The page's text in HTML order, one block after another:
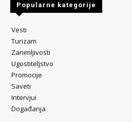
Popularne kategorije
Vesti
Turizam
Zanimljivosti
Ugostiteljstvo
Promocije
Saveti
Intervjui
Događanja